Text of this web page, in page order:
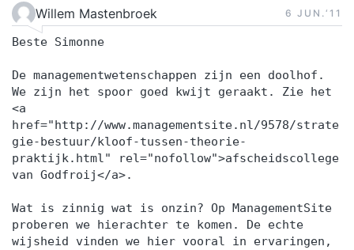
Willem Mastenbroek 6 JUN.‘11
Beste Simonne
De managementwetenschappen zijn een doolhof.
We zijn het spoor goed kwijt geraakt. Zie het
<a
href="http://www.managementsite.nl/9578/strate
gie-bestuur/kloof-tussen-theorie-
praktijk.html" rel="nofollow">afscheidscollege
van Godfroij</a>.
Wat is zinnig wat is onzin? Op ManagementSite
proberen we hierachter te komen. De echte
wijsheid vinden we hier vooral in ervaringen,